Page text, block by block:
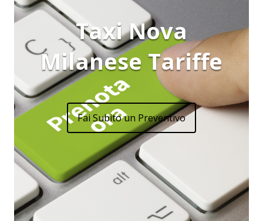
Taxi Nova
Milanese Tariffe
Fai Subito un Preventivo